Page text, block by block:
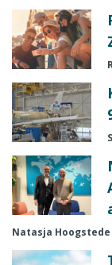
Natasja Hoogstede